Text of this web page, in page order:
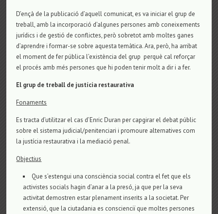
D’ençà de la publicació d’aquell comunicat, es va iniciar el grup de
treball, amb la incorporació d’algunes persones amb coneixements
jurídics i de gestió de conflictes, però sobretot amb moltes ganes
d’aprendre i formar-se sobre aquesta temàtica. Ara, però, ha arribat
el moment de fer pública l’existència del grup perquè cal reforçar
el procés amb més persones que hi poden tenir molt a dir i a fer.
El grup de treball de justícia restaurativa
Fonaments
Es tracta d’utilitzar el cas d’Enric Duran per capgirar el debat públic
sobre el sistema judicial/penitenciari i promoure alternatives com
la justícia restaurativa i la mediació penal.
Objectius
Que s’estengui una consciència social contra el fet que els
activistes socials hagin d’anar a la presó, ja que per la seva
activitat demostren estar plenament inserits a la societat. Per
extensió, que la ciutadania es conscienciï que moltes persones